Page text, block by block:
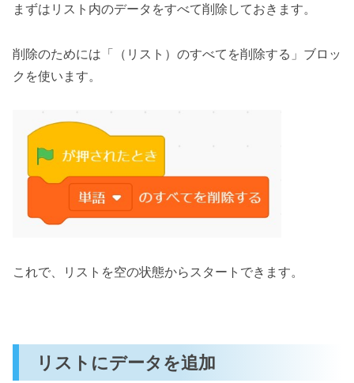
まずはリスト内のデータをすべて削除しておきます。
削除のためには「（リスト）のすべてを削除する」ブロッ
クを使います。
これで、リストを空の状態からスタートできます。
リストにデータを追加